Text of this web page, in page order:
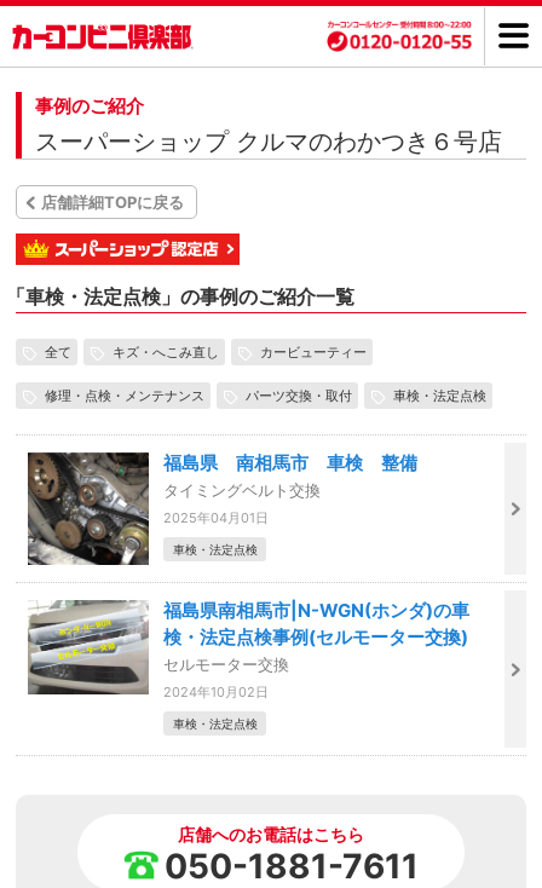
事例のご紹介
スーパーショップ クルマのわかつき６号店
店舗詳細TOPに戻る
「車検・法定点検」の事例のご紹介一覧
全て キズ・へこみ直し カービューティー
修理・点検・メンテナンス パーツ交換・取付 車検・法定点検
福島県 南相馬市 車検 整備
タイミングベルト交換
2025年04月01日
車検・法定点検
福島県南相馬市|N-WGN(ホンダ)の車
検・法定点検事例(セルモーター交換)
セルモーター交換
2024年10月02日
車検・法定点検
店舗へのお電話はこちら
050-1881-7611